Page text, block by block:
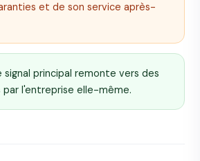
et de son service après-
signal principal remonte vers des
l'entreprise elle-même.